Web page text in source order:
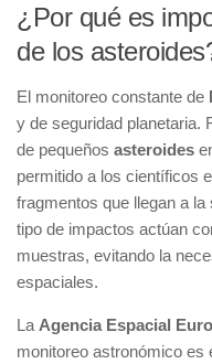
¿Por qué es
de los
El monitoreo constante de
y de seguridad planetaria.
de pequeños asteroides
permitido a los científicos
fragmentos que llegan a
tipo de impactos actúan
muestras, evitando la
espaciales.
La Agencia Espacial
monitoreo astronómico es